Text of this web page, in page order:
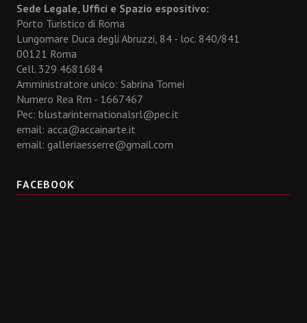
Sede Legale, Uffici e Spazio espositivo:
Porto Turistico di Roma
Lungomare Duca degli Abruzzi, 84 - loc. 840/841
00121 Roma
Cell. 329 4681684
Amministratore unico: Sabrina Tomei
Numero Rea Rm - 1667467
Pec: blustarinternationalsrl@pec.it
email: acca@accainarte.it
email: galleriaesserre@gmail.com
FACEBOOK